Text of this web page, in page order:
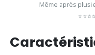
Même après